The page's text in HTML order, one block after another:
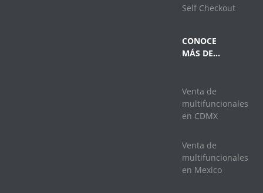
Self Checkout
CONOCE
MÁS DE…
Venta de
multifuncionales
en CDMX
Venta de
multifuncionales
en Mexico